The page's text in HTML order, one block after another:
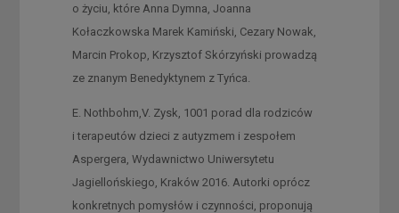
o życiu, które Anna Dymna, Joanna
Kołaczkowska Marek Kamiński, Cezary Nowak,
Marcin Prokop, Krzysztof Skórzyński prowadzą
ze znanym Benedyktynem z Tyńca.
E. Nothbohm,V. Zysk, 1001 porad dla rodziców
i terapeutów dzieci z autyzmem i zespołem
Aspergera, Wydawnictwo Uniwersytetu
Jagiellońskiego, Kraków 2016. Autorki oprócz
konkretnych pomysłów i czynności, proponują